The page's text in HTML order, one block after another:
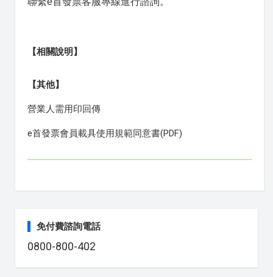
【相關說明】
【其他】
營業人需用印回傳
e首發票會員載具使用規範同意書(PDF)
免付費諮詢電話
0800-800-402